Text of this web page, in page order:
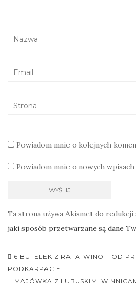
Powiadom mnie o kolejnych
Powiadom mnie o nowych
Ta strona używa Akismet do redukcji
jaki sposób przetwarzane są dane
Nawigacja
postu
6 BUTELEK Z RAFA-WINO – OD
PODKARPACIE
MAJÓWKA Z LUBUSKIMI